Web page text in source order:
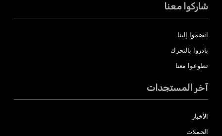
شاركوا معنا
انضموا إلينا
بادروا بالتحرك
تطوعوا معنا
آخر المستجدات
الأخبار
الحملات